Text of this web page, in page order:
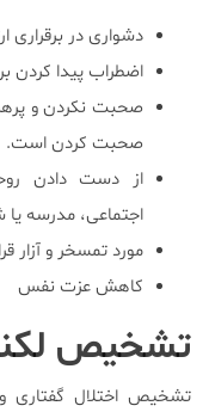
دشواری در برقراری
اضطراب پیدا کردن
صحبت نکردن و
صحبت کردن است.
از دست دادن
اجتماعی، مدرسه
مورد تمسخر و آزار
کاهش عزت نفس
تشخیص
تشخیص اختلال